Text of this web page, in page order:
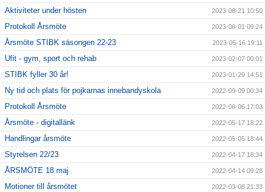
Aktiviteter under hösten 2023-08-21 10:50
Protokoll Årsmöte 2023-06-01 09:24
Årsmöte STIBK säsongen 22-23 2023-05-16 19:11
Ufit - gym, sport och rehab 2023-02-07 00:01
STIBK fyller 30 år! 2023-01-29 14:51
Ny tid och plats för pojkarnas innebandyskola 2022-09-09 00:34
Protokoll Årsmöte 2022-06-06 17:03
Årsmöte - digitallänk 2022-05-17 18:22
Handlingar årsmöte 2022-05-05 18:44
Styrelsen 22/23 2022-04-17 18:34
ÅRSMÖTE 18 maj 2022-04-14 09:28
Motioner till årsmötet 2022-03-08 21:33